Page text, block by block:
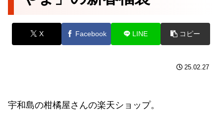
X Facebook LINE コピー
25.02.27
宇和島の柑橘屋さんの楽天ショップ。